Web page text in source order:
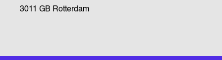
3011 GB Rotterdam